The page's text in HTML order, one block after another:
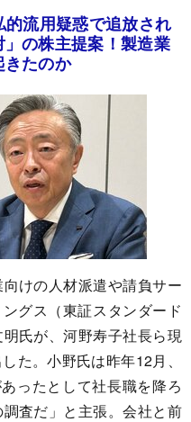
流用疑惑で追放され
の株主提案！製造業
きたのか
けの人材派遣や請負サー
グス（東証スタンダード
氏が、河野寿子社長ら現
た。小野氏は昨年12月、
ったとして社長職を降ろ
査だ」と主張。会社と前